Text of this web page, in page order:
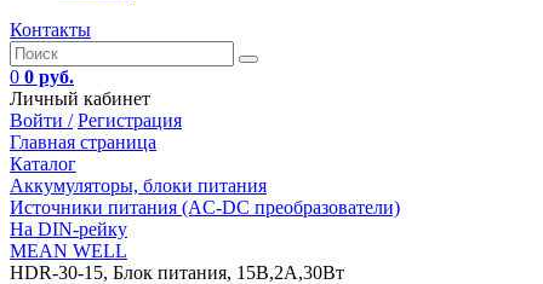
Контакты
0 0 руб.
Личный кабинет
Войти / Регистрация
Главная страница
Каталог
Аккумуляторы, блоки питания
Источники питания (AC-DC преобразователи)
На DIN-рейку
MEAN WELL
HDR-30-15, Блок питания, 15В,2А,30Вт